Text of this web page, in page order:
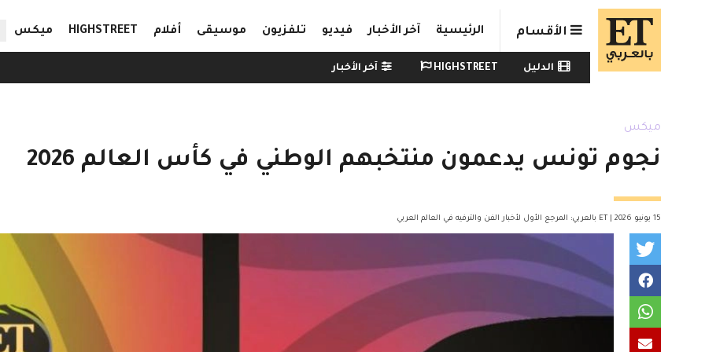
Skip to main content
الأقسام الرئيسية آخر الأخبار فيديو تلفزيون موسيقى أفلام HIGHSTREET ميكس
Watch menu
الدليل HIGHSTREET آخر الأخبار
ميكس
نجوم تونس يدعمون منتخبهم الوطني في كأس العالم 2026
15 يونيو 2026 | ET بالعربي: المرجع الأول لأخبار الفن والترفيه في العالم العربي